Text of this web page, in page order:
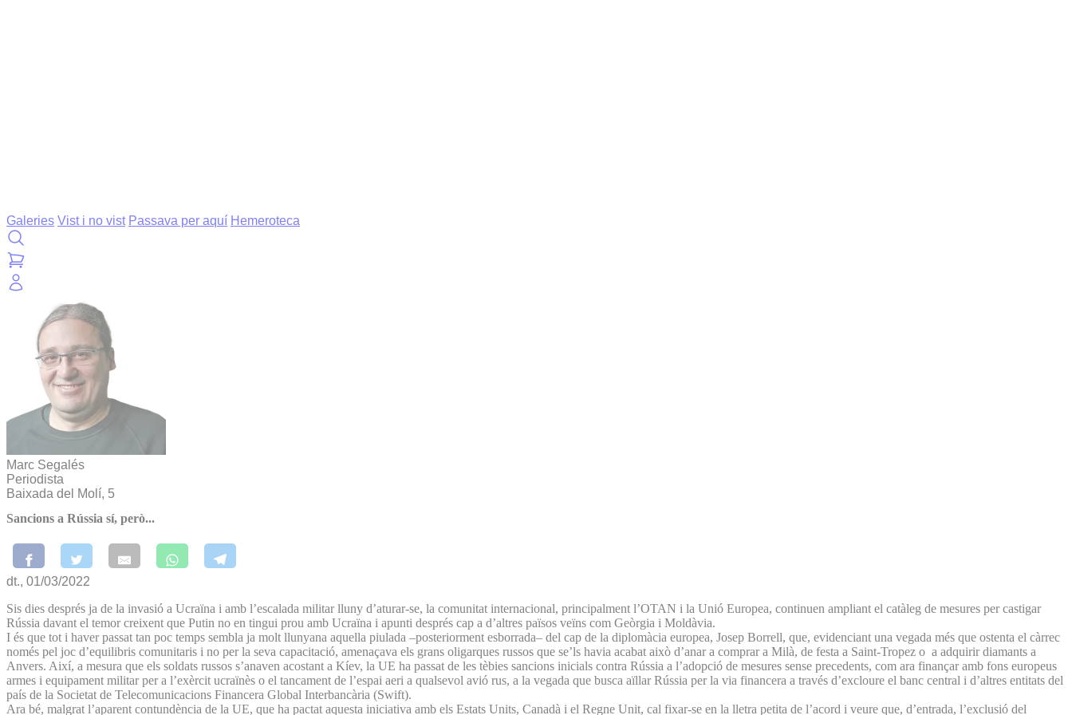
Galeries Vist i no vist Passava per aquí Hemeroteca
Marc Segalés
Periodista
Baixada del Molí, 5
Sancions a Rússia sí, però...
dt., 01/03/2022
Sis dies després ja de la invasió a Ucraïna i amb l’escalada militar lluny d’aturar-se, la comunitat internacional, principalment l’OTAN i la Unió Europea, continuen ampliant el catàleg de mesures per castigar
Rússia davant el temor creixent que Putin no en tingui prou amb Ucraïna i apunti després cap a d’altres països veïns com Geòrgia i Moldàvia.
I és que tot i haver passat tan poc temps sembla ja molt llunyana aquella piulada –posteriorment esborrada– del cap de la diplomàcia europea, Josep Borrell, que, evidenciant una vegada més que ostenta el càrrec
només pel joc d’equilibris comunitaris i no per la seva capacitació, amenaçava els grans oligarques russos que se’ls havia acabat això d’anar a comprar a Milà, de festa a Saint-Tropez o a adquirir diamants a
Anvers. Així, a mesura que els soldats russos s’anaven acostant a Kíev, la UE ha passat de les tèbies sancions inicials contra Rússia a l’adopció de mesures sense precedents, com ara finançar amb fons europeus
armes i equipament militar per a l’exèrcit ucraïnès o el tancament de l’espai aeri a qualsevol avió rus, a la vegada que busca aïllar Rússia per la via financera a través d’excloure el banc central i d’altres entitats del
país de la Societat de Telecomunicacions Financera Global Interbancària (Swift).
Ara bé, malgrat l’aparent contundència de la UE, que ha pactat aquesta iniciativa amb els Estats Units, Canadà i el Regne Unit, cal fixar-se en la lletra petita de l’acord i veure que, d’entrada, l’exclusió del